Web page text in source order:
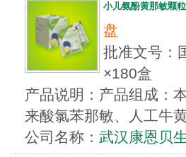
小儿氨酚黄那敏颗粒
盘
批准文号
×180盒
产品说明：产品组成：
来酸氯苯那敏、人工
公司名称： 武汉康恩贝